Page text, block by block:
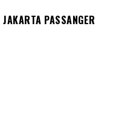
PASSANGER